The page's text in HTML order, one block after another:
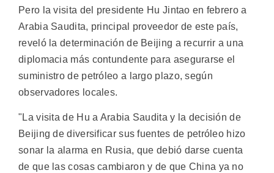
Pero la visita del presidente Hu Jintao en febrero a
Arabia Saudita, principal proveedor de este país,
reveló la determinación de Beijing a recurrir a una
diplomacia más contundente para asegurarse el
suministro de petróleo a largo plazo, según
observadores locales.
"La visita de Hu a Arabia Saudita y la decisión de
Beijing de diversificar sus fuentes de petróleo hizo
sonar la alarma en Rusia, que debió darse cuenta
de que las cosas cambiaron y de que China ya no